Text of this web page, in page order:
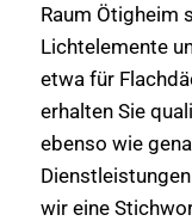
Raum Ötigheim
Lichtelemente
etwa für
erhalten Sie
ebenso wie
wir eine